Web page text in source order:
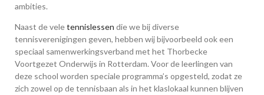
ambities.
Naast de veletennislessen die we bij diverse
tennisverenigingen geven, hebben wij bijvoorbeeld ook een
speciaal samenwerkingsverband met het Thorbecke
Voortgezet Onderwijs in Rotterdam. Voor de leerlingen van
deze school worden speciale programma’s opgesteld, zodat ze
zich zowel op de tennisbaan als in het klaslokaal kunnen blijven